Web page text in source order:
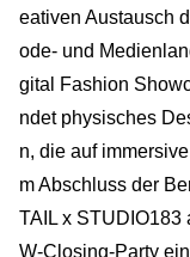
eativen Austausch
ode- und
gital Fashion
ndet physisches
n, die auf
m Abschluss der
TAIL x STUDIO183
W-Closing-Party